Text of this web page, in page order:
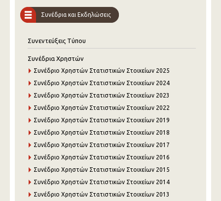
Συνέδρια και Εκδηλώσεις
Συνεντεύξεις Τύπου
Συνέδρια Χρηστών
Συνέδριο Χρηστών Στατιστικών Στοιχείων 2025
Συνέδριο Χρηστών Στατιστικών Στοιχείων 2024
Συνέδριο Χρηστών Στατιστικών Στοιχείων 2023
Συνέδριο Χρηστών Στατιστικών Στοιχείων 2022
Συνέδριο Χρηστών Στατιστικών Στοιχείων 2019
Συνέδριο Χρηστών Στατιστικών Στοιχείων 2018
Συνέδριο Χρηστών Στατιστικών Στοιχείων 2017
Συνέδριο Χρηστών Στατιστικών Στοιχείων 2016
Συνέδριο Χρηστών Στατιστικών Στοιχείων 2015
Συνέδριο Χρηστών Στατιστικών Στοιχείων 2014
Συνέδριο Χρηστών Στατιστικών Στοιχείων 2013